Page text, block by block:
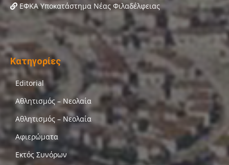
ΕΦΚΑ Υποκατάστημα Νέας Φιλαδέλφειας
Κατηγορίες
Editorial
Αθλητισμός – Νεολαία
Αθλητισμός – Νεολαία
Αφιερώματα
Εκτός Συνόρων